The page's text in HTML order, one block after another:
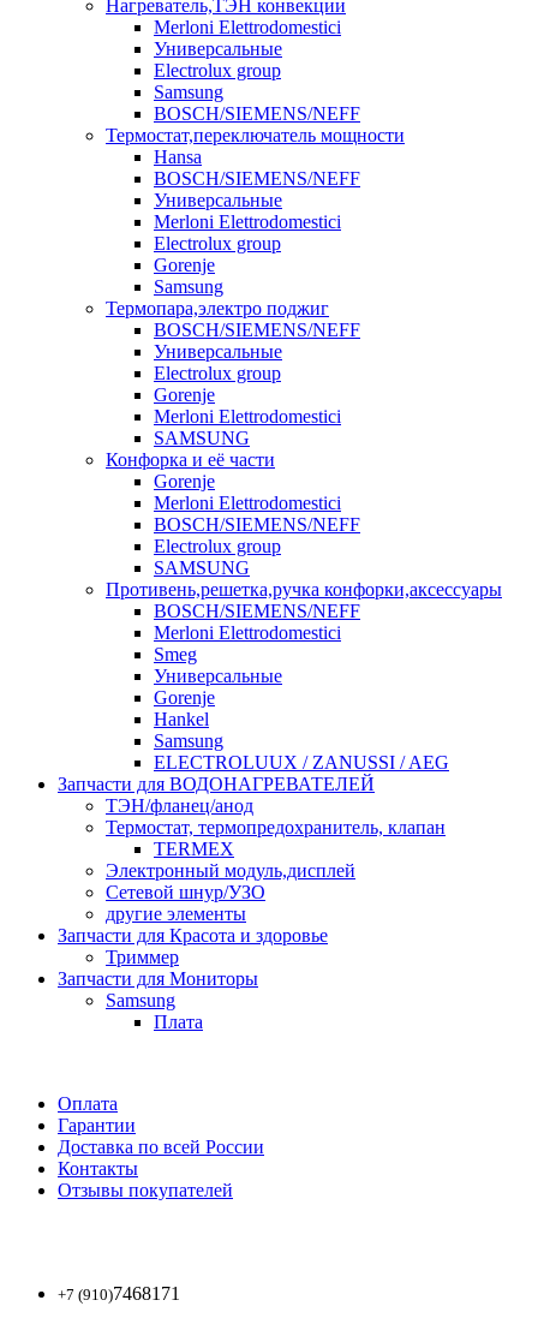
Нагреватель,ТЭН конвекции
Merloni Elettrodomestici
Универсальные
Electrolux group
Samsung
BOSCH/SIEMENS/NEFF
Термостат,переключатель мощности
Hansa
BOSCH/SIEMENS/NEFF
Универсальные
Merloni Elettrodomestici
Electrolux group
Gorenje
Samsung
Термопара,электро поджиг
BOSCH/SIEMENS/NEFF
Универсальные
Electrolux group
Gorenje
Merloni Elettrodomestici
SAMSUNG
Конфорка и её части
Gorenje
Merloni Elettrodomestici
BOSCH/SIEMENS/NEFF
Electrolux group
SAMSUNG
Противень,решетка,ручка конфорки,аксессуары
BOSCH/SIEMENS/NEFF
Merloni Elettrodomestici
Smeg
Универсальные
Gorenje
Hankel
Samsung
ELECTROLUUX / ZANUSSI / AEG
Запчасти для ВОДОНАГРЕВАТЕЛЕЙ
ТЭН/фланец/анод
Термостат, термопредохранитель, клапан
TERMEX
Электронный модуль,дисплей
Сетевой шнур/УЗО
другие элементы
Запчасти для Красота и здоровье
Триммер
Запчасти для Мониторы
Samsung
Плата
Оплата
Гарантии
Доставка по всей России
Контакты
Отзывы покупателей
+7 (910)7468171